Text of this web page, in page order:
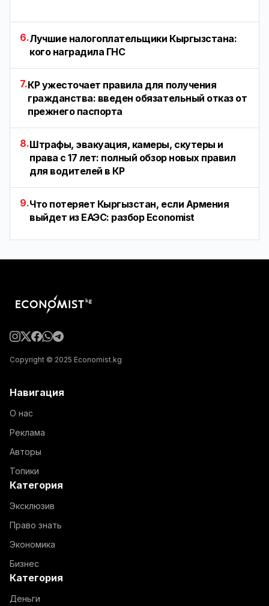
6.Лучшие налогоплательщики Кыргызстана:
кого наградила ГНС
7.КР ужесточает правила для получения
гражданства: введен обязательный отказ от
прежнего паспорта
8.Штрафы, эвакуация, камеры, скутеры и
права с 17 лет: полный обзор новых правил
для водителей в КР
9.Что потеряет Кыргызстан, если Армения
выйдет из ЕАЭС: разбор Economist
Copyright © 2025 Economist.kg
Навигация
О нас
Реклама
Авторы
Топики
Категория
Эксклюзив
Право знать
Экономика
Бизнес
Категория
Деньги